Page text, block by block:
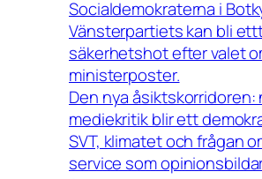
Socialdemokraterna i
Vänsterpartiets kan bli
säkerhetshot efter valet
ministerposter.
Den nya åsiktskorridoren:
mediekritik blir ett
SVT, klimatet och frågan
service som